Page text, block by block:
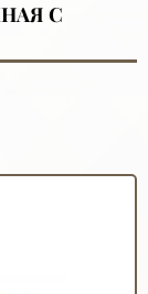
С